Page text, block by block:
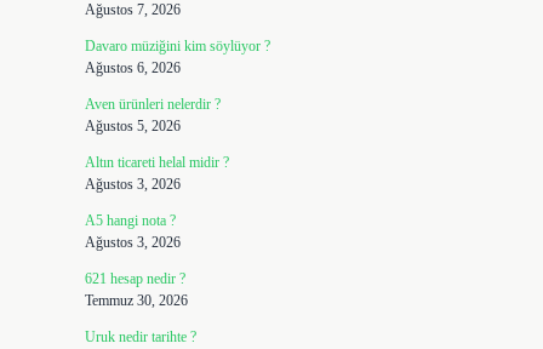
Ağustos 7, 2026
Davaro müziğini kim söylüyor ?
Ağustos 6, 2026
Aven ürünleri nelerdir ?
Ağustos 5, 2026
Altın ticareti helal midir ?
Ağustos 3, 2026
A5 hangi nota ?
Ağustos 3, 2026
621 hesap nedir ?
Temmuz 30, 2026
Uruk nedir tarihte ?